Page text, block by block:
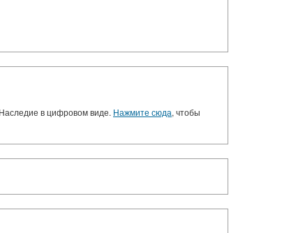
в цифровом виде. Нажмите сюда, чтобы